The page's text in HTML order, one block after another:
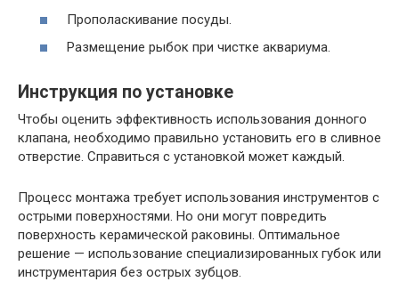
Прополаскивание посуды.
Размещение рыбок при чистке аквариума.
Инструкция по установке
Чтобы оценить эффективность использования донного
клапана, необходимо правильно установить его в сливное
отверстие. Справиться с установкой может каждый.
Процесс монтажа требует использования инструментов с
острыми поверхностями. Но они могут повредить
поверхность керамической раковины. Оптимальное
решение — использование специализированных губок или
инструментария без острых зубцов.